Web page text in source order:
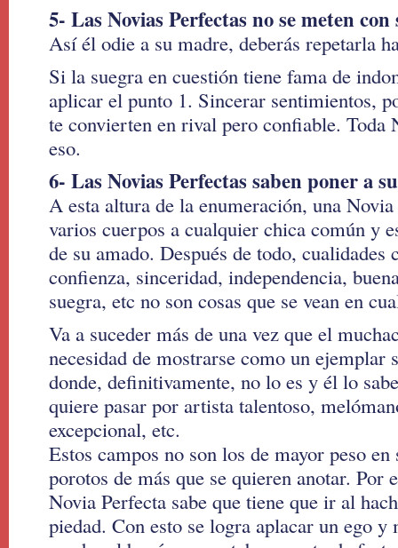
5- Las Novias Perfectas no se meten con
Así él odie a su madre, deberás repetarla
Si la suegra en cuestión tiene fama de
aplicar el punto 1. Sincerar sentimientos,
te convierten en rival pero confiable. Toda
eso.
6- Las Novias Perfectas saben poner a
A esta altura de la enumeración, una
varios cuerpos a cualquier chica común y
de su amado. Después de todo, cualidades
confienza, sinceridad, independencia,
suegra, etc no son cosas que se vean en
Va a suceder más de una vez que el
necesidad de mostrarse como un ejemplar
donde, definitivamente, no lo es y él lo
quiere pasar por artista talentoso,
excepcional, etc.
Estos campos no son los de mayor peso en
porotos de más que se quieren anotar. Por
Novia Perfecta sabe que tiene que ir al
piedad. Con esto se logra aplacar un ego y